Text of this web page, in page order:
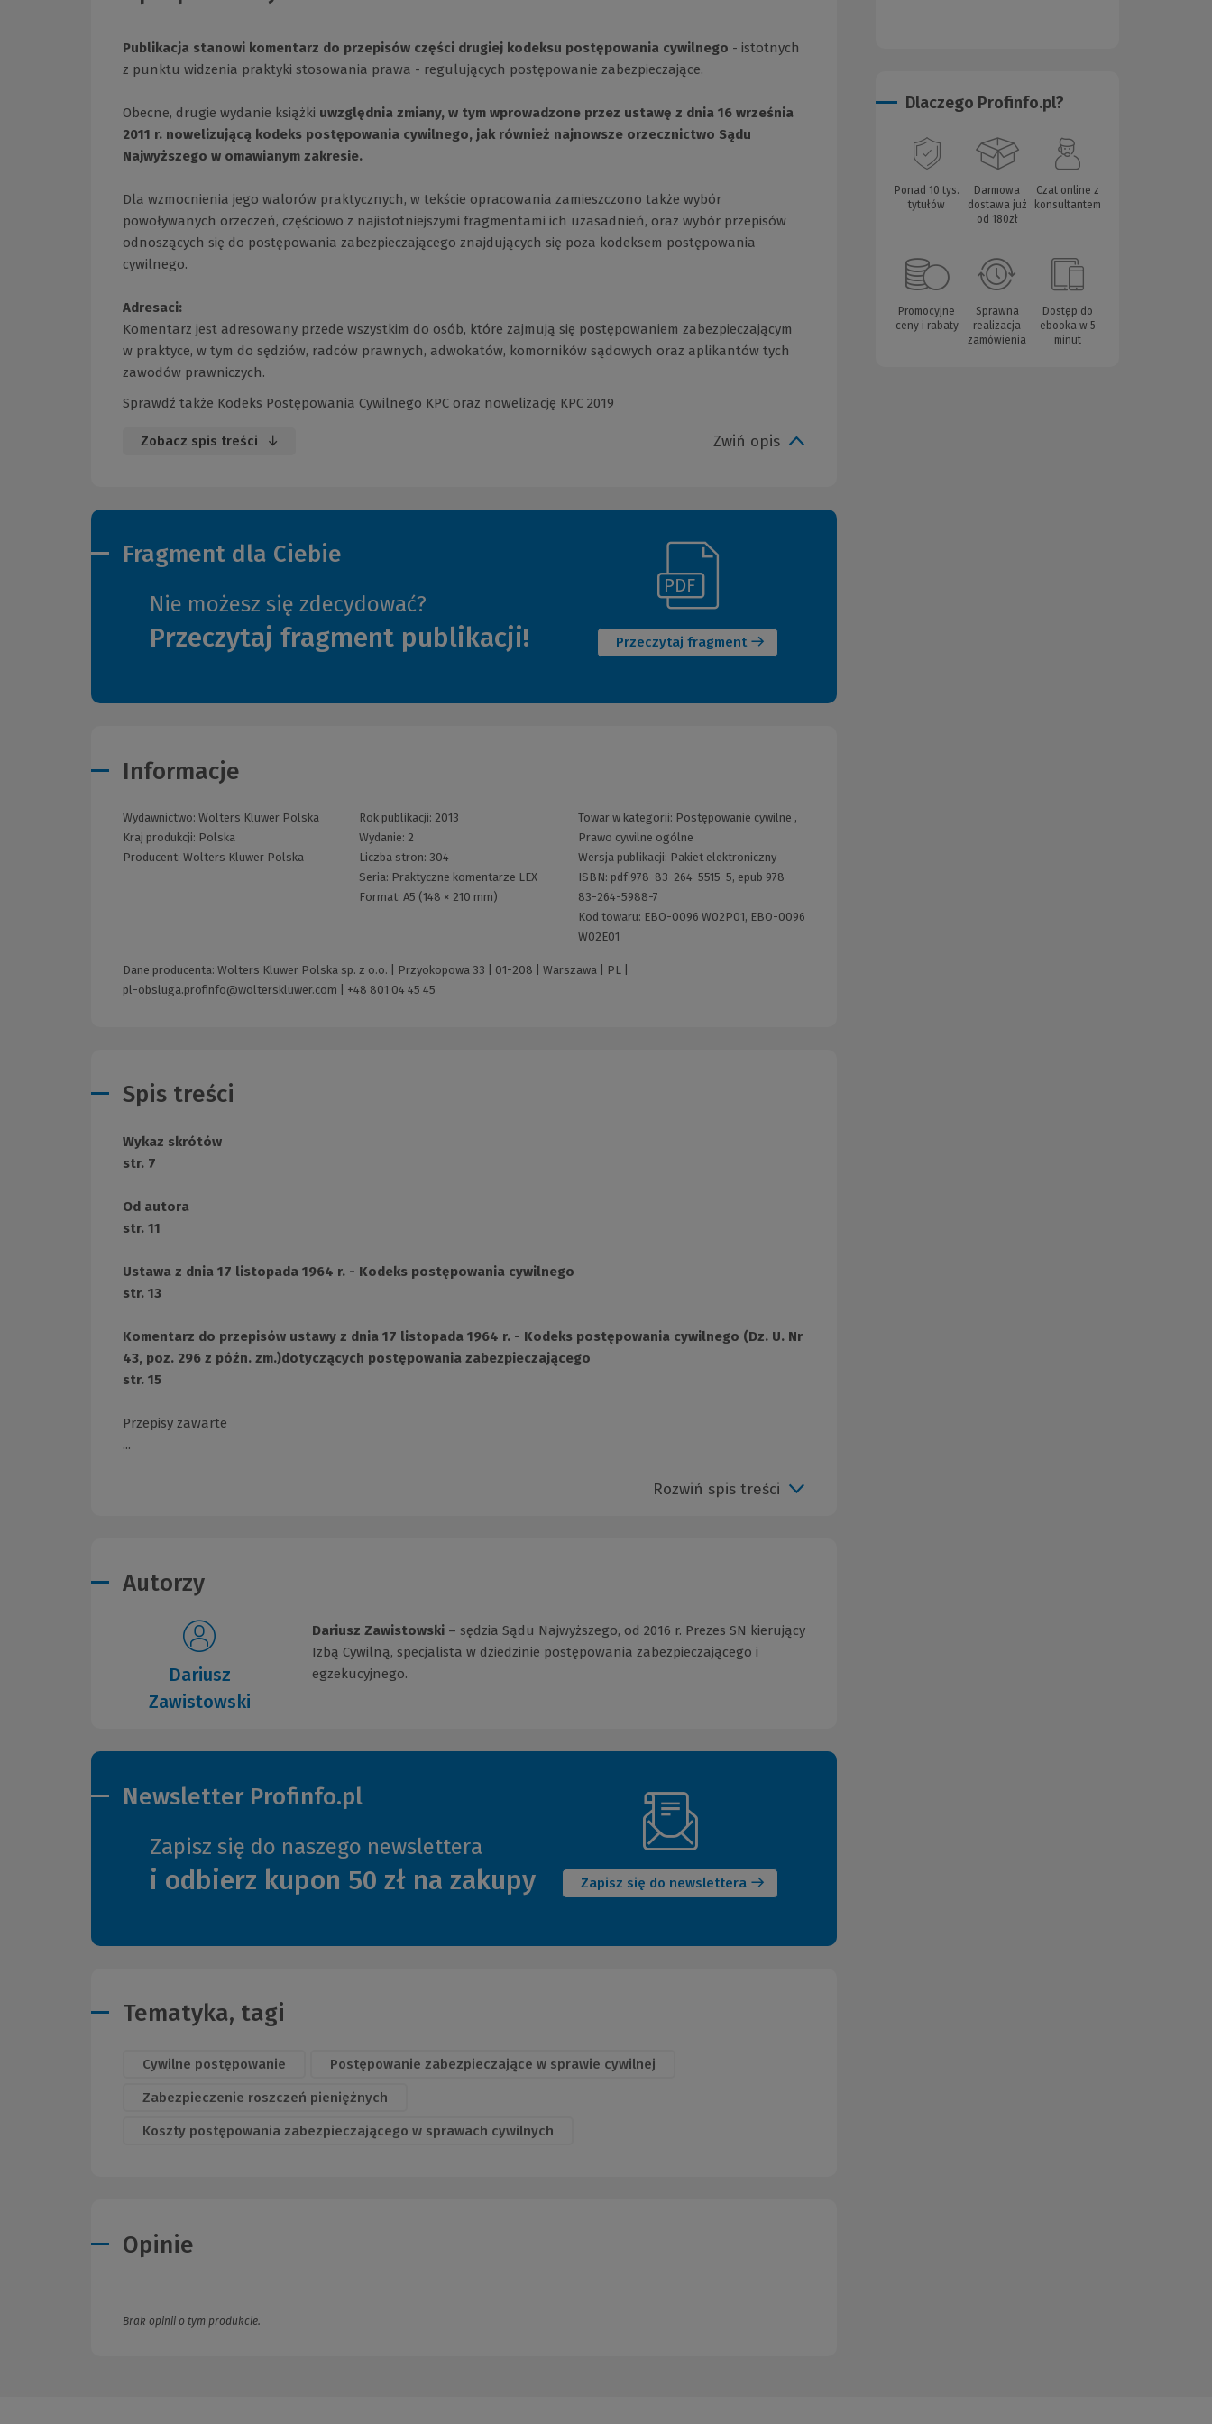
Publikacja stanowi komentarz do przepisów części drugiej kodeksu postępowania cywilnego - istotnych
z punktu widzenia praktyki stosowania prawa - regulujących postępowanie zabezpieczające.
Obecne, drugie wydanie książki uwzględnia zmiany, w tym wprowadzone przez ustawę z dnia 16 września
2011 r. nowelizującą kodeks postępowania cywilnego, jak również najnowsze orzecznictwo Sądu
Najwyższego w omawianym zakresie.
Dla wzmocnienia jego walorów praktycznych, w tekście opracowania zamieszczono także wybór
powoływanych orzeczeń, częściowo z najistotniejszymi fragmentami ich uzasadnień, oraz wybór przepisów
odnoszących się do postępowania zabezpieczającego znajdujących się poza kodeksem postępowania
cywilnego.
Adresaci:
Komentarz jest adresowany przede wszystkim do osób, które zajmują się postępowaniem zabezpieczającym
w praktyce, w tym do sędziów, radców prawnych, adwokatów, komorników sądowych oraz aplikantów tych
zawodów prawniczych.
Sprawdź także Kodeks Postępowania Cywilnego KPC oraz nowelizację KPC 2019
Zobacz spis treści Zwiń opis
Fragment dla Ciebie
Nie możesz się zdecydować?
Przeczytaj fragment publikacji! Przeczytaj fragment
(Nowe
okno)
(Link
do
innej
strony)
Informacje
Wydawnictwo: Wolters Kluwer Polska
Kraj produkcji: Polska
Producent: Wolters Kluwer Polska
Rok publikacji: 2013
Wydanie: 2
Liczba stron: 304
Seria: Praktyczne komentarze LEX
Format:A5 (148 × 210 mm)
Towar w kategorii: Postępowanie cywilne ,
Prawo cywilne ogólne
Wersja publikacji: Pakiet elektroniczny
ISBN: pdf 978-83-264-5515-5, epub 978-
83-264-5988-7
Kod towaru: EBO-0096 W02P01, EBO-0096
W02E01
Dane producenta: Wolters Kluwer Polska sp. z o.o. | Przyokopowa 33 | 01-208 | Warszawa | PL |
pl-obsluga.profinfo@wolterskluwer.com
+48 801 04 45 45
Spis treści
Wykaz skrótów
str. 7
Od autora
str. 11
Ustawa z dnia 17 listopada 1964 r. - Kodeks postępowania cywilnego
str. 13
Komentarz do przepisów ustawy z dnia 17 listopada 1964 r. - Kodeks postępowania cywilnego (Dz. U. Nr
43, poz. 296 z późn. zm.)dotyczących postępowania zabezpieczającego
str. 15
Przepisy zawarte
...
Rozwiń spis treści
Autorzy
Dariusz
Zawistowski
Dariusz Zawistowski – sędzia Sądu Najwyższego, od 2016 r. Prezes SN kierujący
Izbą Cywilną, specjalista w dziedzinie postępowania zabezpieczającego i
egzekucyjnego.
Newsletter Profinfo.pl
Zapisz się do naszego newslettera
i odbierz kupon 50 zł na zakupy Zapisz się do newslettera
okno)
Tematyka, tagi
Cywilne postępowanie Postępowanie zabezpieczające w sprawie cywilnej
Zabezpieczenie roszczeń pieniężnych
Koszty postępowania zabezpieczającego w sprawach cywilnych
Opinie
Brak opinii o tym produkcie.
Dlaczego Profinfo.pl?
Ponad 10 tys.
tytułów
Darmowa
dostawa już
od 180zł
Czat online z
konsultantem
Promocyjne
ceny i rabaty
Sprawna
realizacja
zamówienia
Dostęp do
ebooka w 5
minut